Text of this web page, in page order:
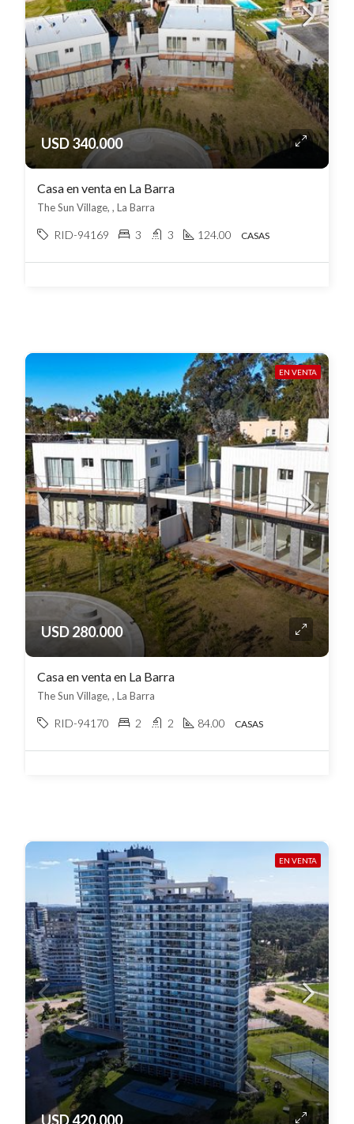
USD 340.000
Casa en venta en La Barra
The Sun Village, , La Barra
RID-94169 3 3 124.00 CASAS
EN VENTA
USD 280.000
Casa en venta en La Barra
The Sun Village, , La Barra
RID-94170 2 2 84.00 CASAS
EN VENTA
USD 420.000